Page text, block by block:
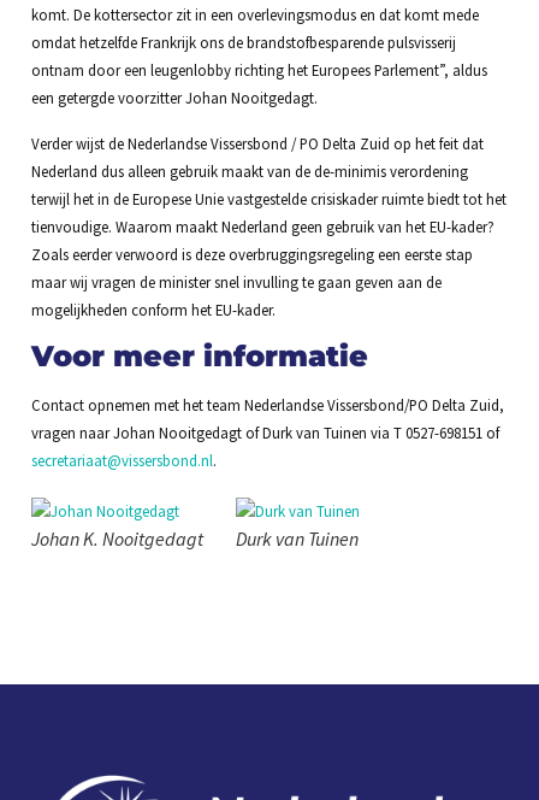
komt. De kottersector zit in een overlevingsmodus en dat komt mede
omdat hetzelfde Frankrijk ons de brandstofbesparende pulsvisserij
ontnam door een leugenlobby richting het Europees Parlement”, aldus
een getergde voorzitter Johan Nooitgedagt.
Verder wijst de Nederlandse Vissersbond / PO Delta Zuid op het feit dat
Nederland dus alleen gebruik maakt van de de-minimis verordening
terwijl het in de Europese Unie vastgestelde crisiskader ruimte biedt tot het
tienvoudige. Waarom maakt Nederland geen gebruik van het EU-kader?
Zoals eerder verwoord is deze overbruggingsregeling een eerste stap
maar wij vragen de minister snel invulling te gaan geven aan de
mogelijkheden conform het EU-kader.
Voor meer informatie
Contact opnemen met het team Nederlandse Vissersbond/PO Delta Zuid,
vragen naar Johan Nooitgedagt of Durk van Tuinen via T 0527-698151 of
secretariaat@vissersbond.nl.
Johan K. Nooitgedagt Durk van Tuinen